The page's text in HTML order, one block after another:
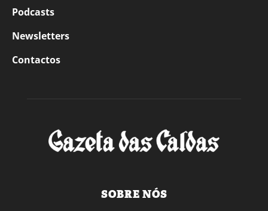
Podcasts
Newsletters
Contactos
SOBRE NÓS